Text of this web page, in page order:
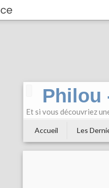
Philou
Et si vous découvriez
Accueil Les